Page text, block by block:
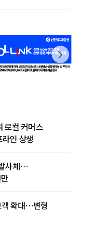
로컬 커머스
인 상생
사체…
객 확대…변형